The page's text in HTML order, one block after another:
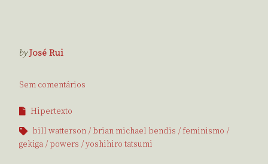
byJosé Rui
Sem comentários
Hipertexto
bill watterson
brian michael bendis
feminismo
gekiga
powers yoshihiro tatsumi